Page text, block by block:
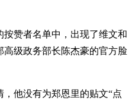
赞者名单中，出现了维文和
级政务部长陈杰豪的官方脸
他没有为郑恩里的贴文“点